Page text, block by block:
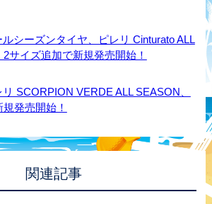
ルシーズンタイヤ、ピレリ Cinturato ALL
サイズ追加で新規発売開始！
リ SCORPION VERDE ALL SEASON、
発売開始！
関連記事